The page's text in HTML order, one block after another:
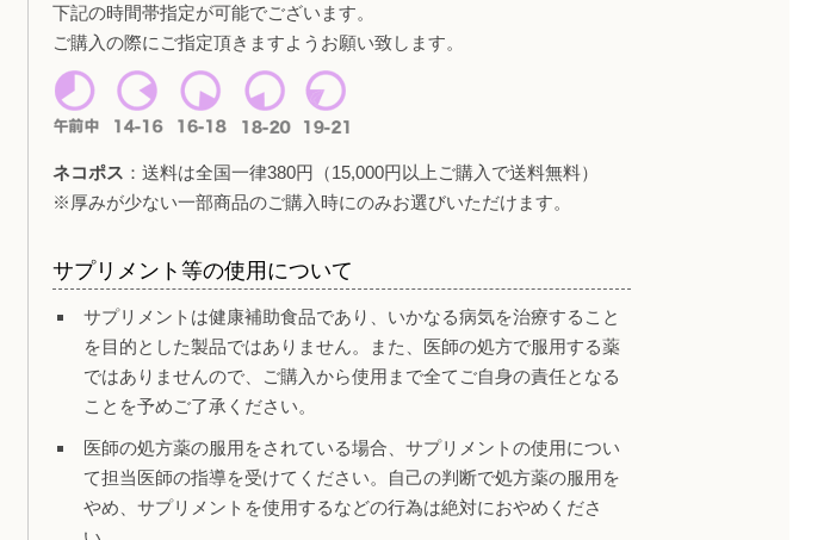
下記の時間帯指定が可能でございます。
ご購入の際にご指定頂きますようお願い致します。
ネコポス ：送料は全国一律380円（15,000円以上ご購入で送料無料）
※厚みが少ない一部商品のご購入時にのみお選びいただけます。
サプリメント等の使用について
サプリメントは健康補助食品であり、いかなる病気を治療すること
を目的とした製品ではありません。また、医師の処方で服用する薬
ではありませんので、ご購入から使用まで全てご自身の責任となる
ことを予めご了承ください。
医師の処方薬の服用をされている場合、サプリメントの使用につい
て担当医師の指導を受けてください。自己の判断で処方薬の服用を
やめ、サプリメントを使用するなどの行為は絶対におやめくださ